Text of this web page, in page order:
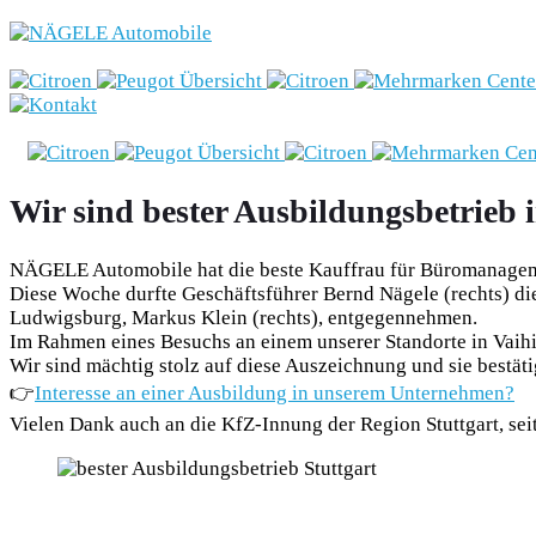
Marken
Fahrzeugbestand
Nägele
Campervans
Angebote &
Aktionen
Wir sind bester Ausbildungsbetrieb
NÄGELE Automobile hat die beste Kauffrau für
Diese Woche durfte Geschäftsführer Bernd Nägele (rechts)
Ludwigsburg, Markus Klein (rechts), entgegennehmen.
Im Rahmen eines Besuchs an einem unserer Standorte in
Wir sind mächtig stolz auf diese Auszeichnung und sie
👉Interesse an einer Ausbildung in unserem Unternehmen?
Vielen Dank auch an die KfZ-Innung der Region Stuttgart,